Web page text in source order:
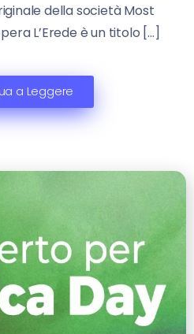
della società Most
L’Erede è un titolo […]
a Leggere